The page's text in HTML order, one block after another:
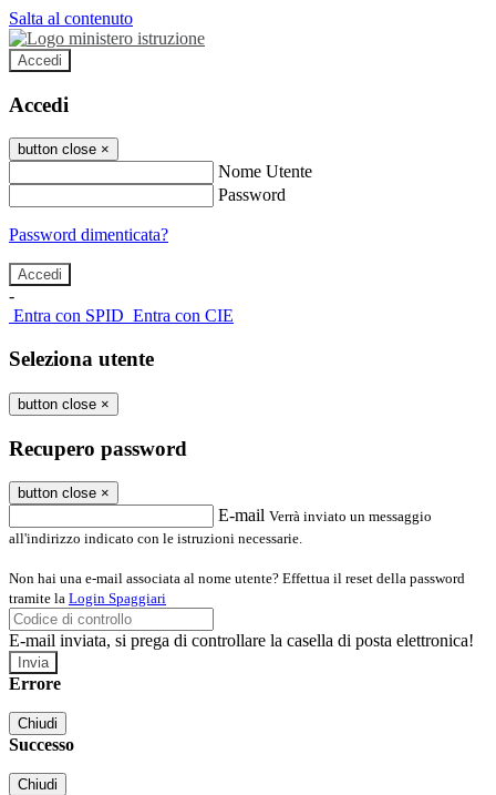
Salta al contenuto
Accedi
Accedi
button close ×
Nome Utente
Password
Password dimenticata?
-
Entra con SPID Entra con CIE
Seleziona utente
button close ×
Recupero password
button close ×
E-mail Verrà inviato un messaggio
all'indirizzo indicato con le istruzioni necessarie.
Non hai una e-mail associata al nome utente? Effettua il reset della password
tramite la Login Spaggiari
E-mail inviata, si prega di controllare la casella di posta elettronica!
Errore
Chiudi
Successo
Chiudi